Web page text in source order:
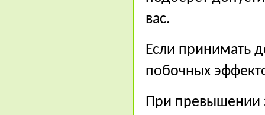
вас.
Если принимать
побочных
При превышении